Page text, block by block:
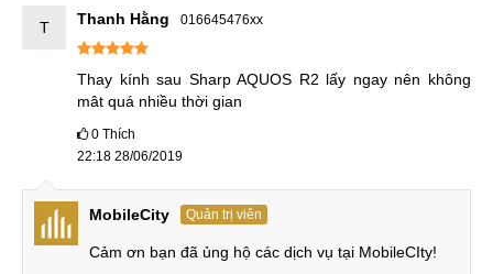
T Thanh Hằng 016645476xx
Thay kính sau Sharp AQUOS R2 lấy ngay nên không
mât quá nhiều thời gian
0 Thích
22:18 28/06/2019
MobileCity Quản trị viên
Cảm ơn bạn đã ủng hộ các dịch vụ tại MobileCIty!